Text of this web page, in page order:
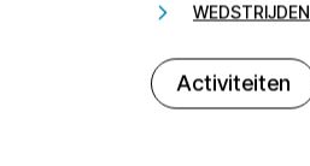
WEDSTRIJDEN
Activiteiten